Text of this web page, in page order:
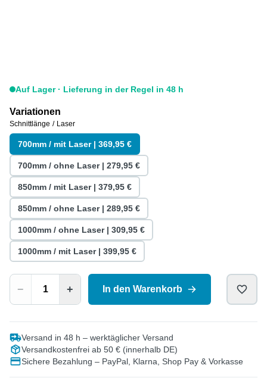
Auf Lager · Lieferung in der Regel in 48 h
Variationen
Schnittlänge / Laser
700mm / mit Laser | 369,95 €
700mm / ohne Laser | 279,95 €
850mm / mit Laser | 379,95 €
850mm / ohne Laser | 289,95 €
1000mm / ohne Laser | 309,95 €
1000mm / mit Laser | 399,95 €
− + In den Warenkorb
Versand in 48 h – werktäglicher Versand
Versandkostenfrei ab 50 € (innerhalb DE)
Sichere Bezahlung – PayPal, Klarna, Shop Pay & Vorkasse